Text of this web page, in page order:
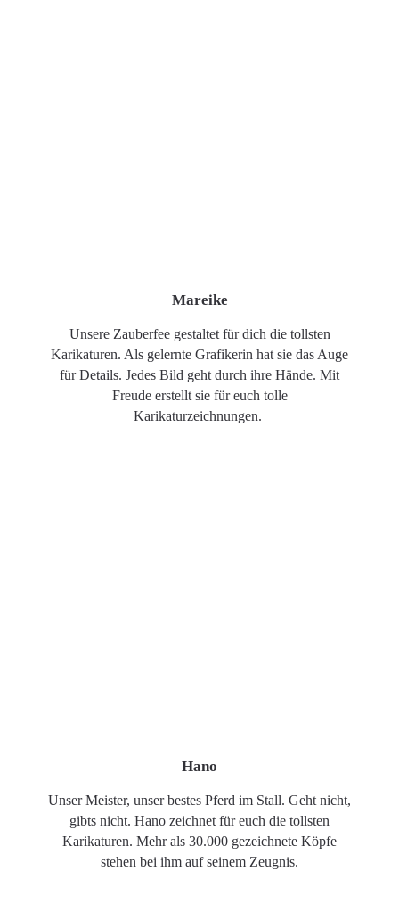
Mareike
Unsere Zauberfee gestaltet für dich die tollsten
Karikaturen. Als gelernte Grafikerin hat sie das Auge
für Details. Jedes Bild geht durch ihre Hände. Mit
Freude erstellt sie für euch tolle
Karikaturzeichnungen.
Hano
Unser Meister, unser bestes Pferd im Stall. Geht nicht,
gibts nicht. Hano zeichnet für euch die tollsten
Karikaturen. Mehr als 30.000 gezeichnete Köpfe
stehen bei ihm auf seinem Zeugnis.